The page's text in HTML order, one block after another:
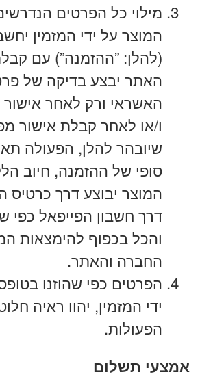
מילוי כל הפרטים
המוצר על ידי המזמין
(להלן: ”ההזמנה”) עם
האתר יבצע בדיקה של
האשראי ורק לאחר
ו/או לאחר קבלת אישור
שיובהר להלן, הפעולה
סופי של ההזמנה, חיוב
המוצר יבוצע דרך כרטיס
דרך חשבון הפייפאל כפי
והכל בכפוף להימצאות
החברה והאתר.
הפרטים כפי שהוזנו
ידי המזמין, יהוו ראיה
הפעולות.
אמצעי תשלום